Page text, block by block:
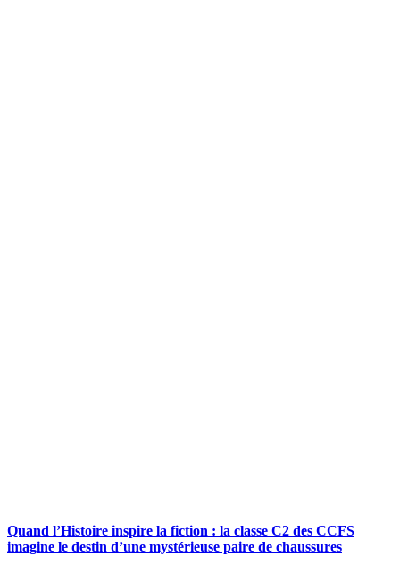
Quand l’Histoire inspire la fiction : la classe C2 des CCFS
imagine le destin d’une mystérieuse paire de chaussures